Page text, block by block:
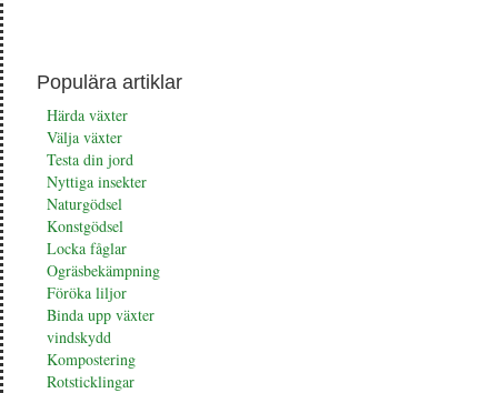
Populära artiklar
Härda växter
Välja växter
Testa din jord
Nyttiga insekter
Naturgödsel
Konstgödsel
Locka fåglar
Ogräsbekämpning
Föröka liljor
Binda upp växter
vindskydd
Kompostering
Rotsticklingar